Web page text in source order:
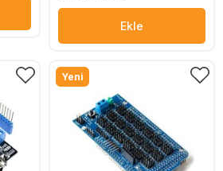
Ekle
Yeni